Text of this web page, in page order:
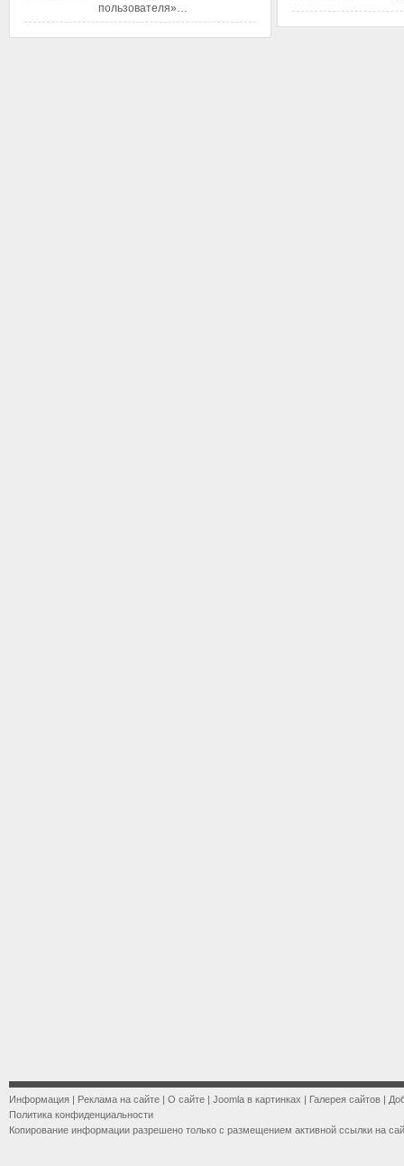
пользователя»…
Информация | Реклама на сайте | О сайте | Joomla в картинках | Галерея сайтов |
Политика конфиденциальности
Копирование информации разрешено только с размещением активной ссылки на